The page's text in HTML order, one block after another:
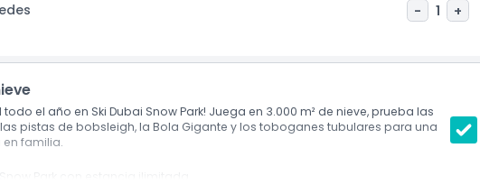
- 1 +
todo el año en Ski Dubai Snow Park! Juega en 3.000 m² de nieve, prueba las
pistas de bobsleigh, la Bola Gigante y los toboganes tubulares para una
familia.
Park con estancia ilimitada.